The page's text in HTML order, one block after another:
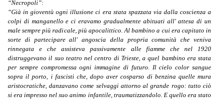
“Necropoli”:
“Già in gioventù ogni illusione ci era stata spazzata via dalla coscienza a
colpi di manganello e ci eravamo gradualmente abituati all' attesa di un
male sempre più radicale, più apocalittico. Al bambino a cui era capitato in
sorte di partecipare all' angoscia della propria comunità che veniva
rinnegata e che assisteva passivamente
alle fiamme che nel 1920
distruggevano il suo teatro nel centro di Trieste, a quel bambino era stata
per sempre compromessa ogni immagine di futuro. Il cielo color sangue
sopra il porto, i fascisti che, dopo aver cosparso di benzina quelle mura
aristocratiche, danzavano come selvaggi attorno al grande rogo: tutto ciò
si era impresso nel suo animo infantile, traumatizzandolo. E quello era stato